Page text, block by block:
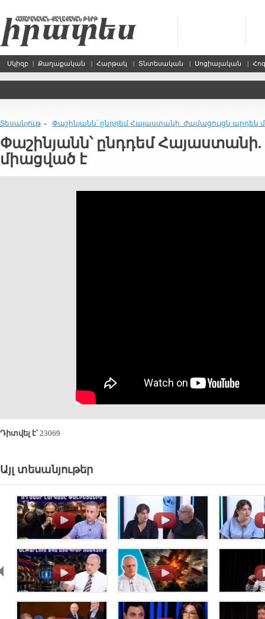
Սկիզբ | Քաղաքական | Հարթակ | Տնտեսական | Սոցիալական |
Տեսանյութ » Փաշինյանն՝ ընդդեմ Հայաստանի. ժամացույցն արդեն
Փաշինյանն՝ ընդդեմ
միացված է
Դիտվել է՝23069
Այլ տեսանյութեր
. . .
. . .